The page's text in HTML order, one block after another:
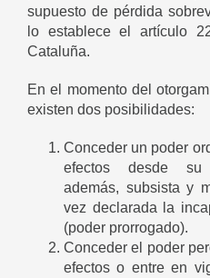
supuesto de pérdida
lo establece el artículo
Cataluña.
En el momento del
existen dos posibilidades:
Conceder un poder
efectos desde
además, subsista y
vez declarada la
(poder prorrogado).
Conceder el poder
efectos o entre en